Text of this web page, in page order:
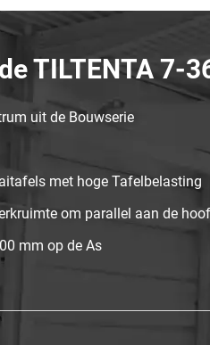
TILTENTA 7-
uit de Bouwserie
met hoge Tafelbelasting
om parallel aan de
mm op de As